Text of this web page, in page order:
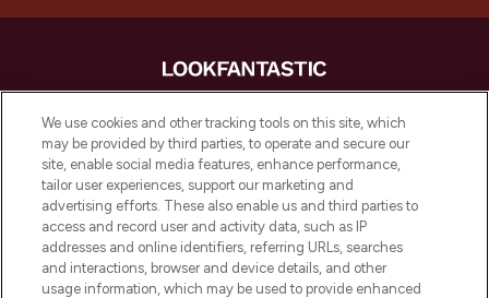
LOOKFANTASTIC is de ultieme online
beautybestemming van Europa, met de
beste huidverzorging, haarproducten en
make-up van meer dan 200 topmerken.
Shop online of via de app, met gratis
verzending vanaf €40.
Cookie-toestemming
We use cookies and other tracking tools on this site, which
may be provided by third parties, to operate and secure our
site, enable social media features, enhance performance,
tailor user experiences, support our marketing and
advertising efforts. These also enable us and third parties to
access and record user and activity data, such as IP
addresses and online identifiers, referring URLs, searches
and interactions, browser and device details, and other
usage information, which may be used to provide enhanced